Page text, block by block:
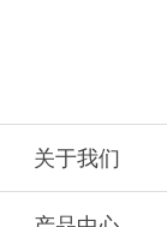
关于我们